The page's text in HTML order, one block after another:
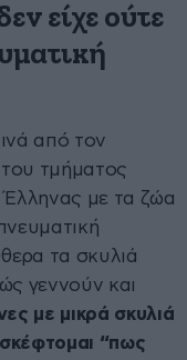
είχε ούτε
από τον
τμήματος
με τα ζώα
τα σκυλιά
γεννούν και
με μικρά σκυλιά
“πως